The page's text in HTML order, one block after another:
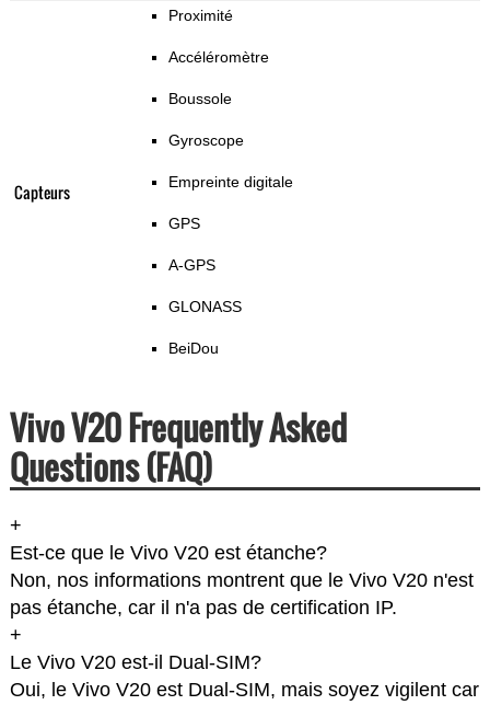
Capteurs
Proximité
Accéléromètre
Boussole
Gyroscope
Empreinte digitale
GPS
A-GPS
GLONASS
BeiDou
Vivo V20 Frequently Asked
Questions (FAQ)
+
Est-ce que le Vivo V20 est étanche?
Non, nos informations montrent que le Vivo V20 n'est
pas étanche, car il n'a pas de certification IP.
+
Le Vivo V20 est-il Dual-SIM?
Oui, le Vivo V20 est Dual-SIM, mais soyez vigilent car